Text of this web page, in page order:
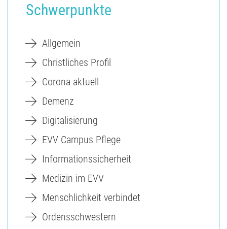
Schwerpunkte
Allgemein
Christliches Profil
Corona aktuell
Demenz
Digitalisierung
EVV Campus Pflege
Informationssicherheit
Medizin im EVV
Menschlichkeit verbindet
Ordensschwestern